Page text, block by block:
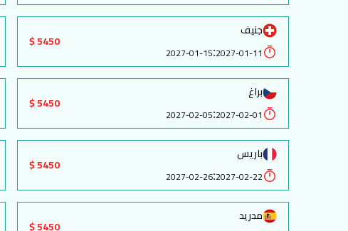
جنيف
2027-01-11
:
2027-01-15
5450 $
براغ
2027-02-01
:
2027-02-05
5450 $
باريس
2027-02-22
:
2027-02-26
5450 $
مدريد
5450 $